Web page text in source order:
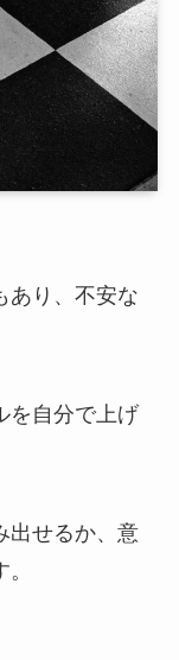
あり、不安な
を自分で上げ
出せるか、意